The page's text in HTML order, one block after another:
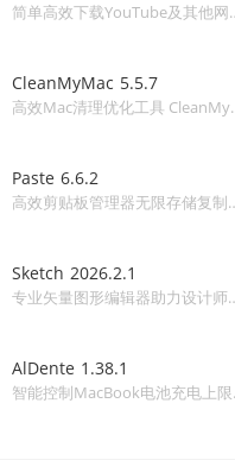
官网支持页面提交反馈，或加
简单高效下载
CleanMyMac 5.5.7
高效Mac清
Paste 6.6.2
高效剪贴板管理器无限存储复
Sketch 2026.2.1
专业矢量图形编辑器助力
AlDente 1.38.1
智能控制